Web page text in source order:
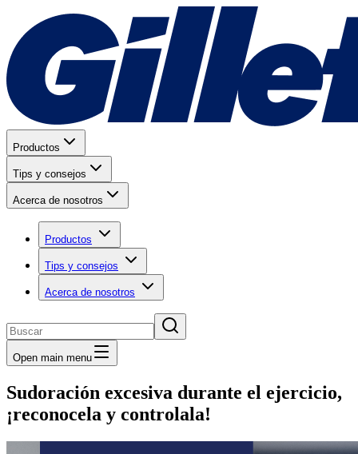
Productos
Tips y consejos
Acerca de nosotros
Productos
Tips y consejos
Acerca de nosotros
Open main menu
Sudoración excesiva durante el ejercicio,
¡reconocela y controlala!